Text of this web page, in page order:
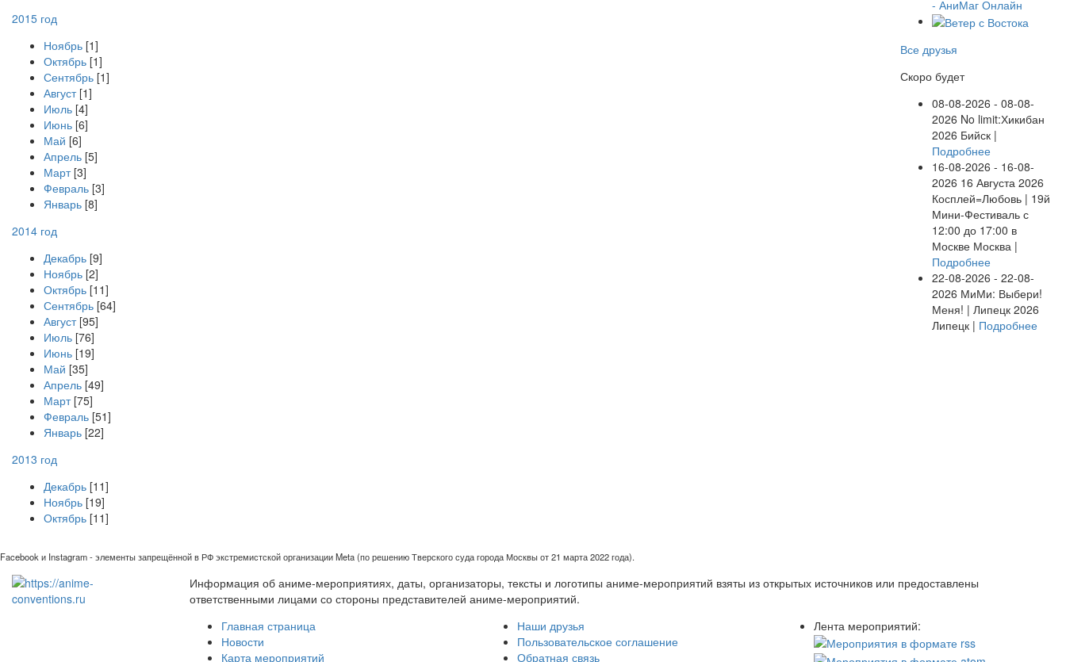
2015 год
Ноябрь [1]
Октябрь [1]
Сентябрь [1]
Август[1]
Июль [4]
Июнь [6]
Май [6]
Апрель [5]
Март[3]
Февраль [3]
Январь [8]
2014 год
Декабрь [9]
Ноябрь [2]
Октябрь [11]
Сентябрь [64]
Август[95]
Июль [76]
Июнь [19]
Май [35]
Апрель [49]
Март[75]
Февраль [51]
Январь [22]
2013 год
Декабрь [11]
Ноябрь [19]
Октябрь [11]
Все друзья
Скоро будет
08-08-2026 - 08-08-
2026 No limit:Хикибан
2026 Бийск |
Подробнее
16-08-2026 - 16-08-
2026 16 Августа 2026
Косплей=Любовь | 19й
Мини-Фестиваль с
12:00 до 17:00 в
Москве Москва |
Подробнее
22-08-2026 - 22-08-
2026 МиМи: Выбери!
Меня! | Липецк 2026
Липецк | Подробнее
Facebook и Instagram - элементы запрещённой в РФ экстремистской организации Meta (по решению Тверского суда города Москвы от 21 марта 2022 года).
Информация об аниме-мероприятиях, даты, организаторы, тексты и логотипы аниме-мероприятий взяты из открытых источников или предоставлены
ответственными лицами со стороны представителей аниме-мероприятий.
Главная страница
Новости
Карта мероприятий
Наши друзья
Пользовательское соглашение
Обратная связь
Лента мероприятий: